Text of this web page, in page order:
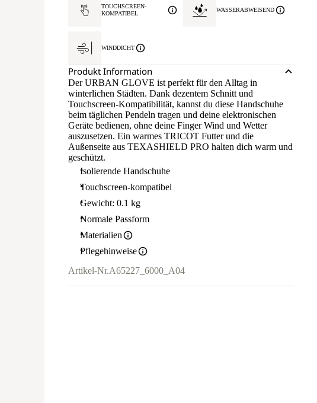
TOUCHSCREEN-
KOMPATIBEL
WASSERABWEISEND
WINDDICHT
Produkt Information
Der URBAN GLOVE ist perfekt für den Alltag in
winterlichen Städten. Dank dezentem Schnitt und
Touchscreen-Kompatibilität, kannst du diese Handschuhe
beim täglichen Pendeln tragen und deine elektronischen
Geräte bedienen, ohne deine Finger Wind und Wetter
auszusetzen. Ein warmes TRICOT Futter und die
Außenseite aus TEXASHIELD PRO halten dich warm und
geschützt.
Isolierende Handschuhe
Touchscreen-kompatibel
Gewicht: 0.1 kg
Normale Passform
Materialien
Pflegehinweise
Artikel-Nr.A65227_6000_A04